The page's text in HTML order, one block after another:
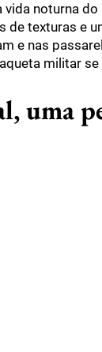
noturna
texturas e
e nas
militar
uma